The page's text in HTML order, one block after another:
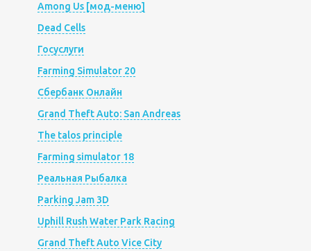
Among Us [мод-меню]
Dead Cells
Госуслуги
Farming Simulator 20
Сбербанк Онлайн
Grand Theft Auto: San Andreas
The talos principle
Farming simulator 18
Реальная Рыбалка
Parking Jam 3D
Uphill Rush Water Park Racing
Grand Theft Auto Vice City